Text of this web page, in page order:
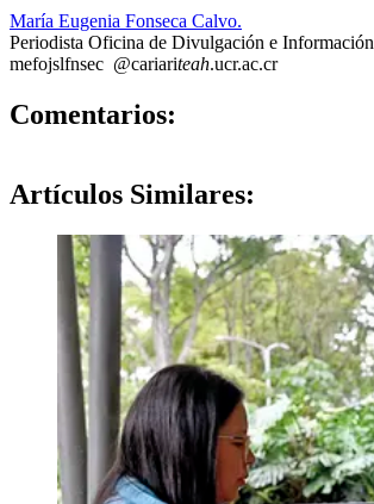
María Eugenia Fonseca Calvo.
Periodista Oficina de Divulgación e Información
mefojslfnsec @cariariteah.ucr.ac.cr
Comentarios:
Artículos Similares: